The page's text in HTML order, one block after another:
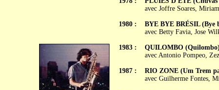
1980 :
1983 :
1987 :
avec Joffre Soares,
BYE BYE BRÉSIL (Bye
avec Betty Favia, Jose
QUILOMBO
avec Antonio Pompeo,
RIO ZONE (Um Trem
avec Guilherme Fontes,